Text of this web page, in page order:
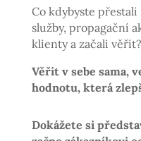
Co kdybyste
služby, propagační
klienty a začali věřit?
Věřit v sebe sama,
hodnotu, která
Dokážete si